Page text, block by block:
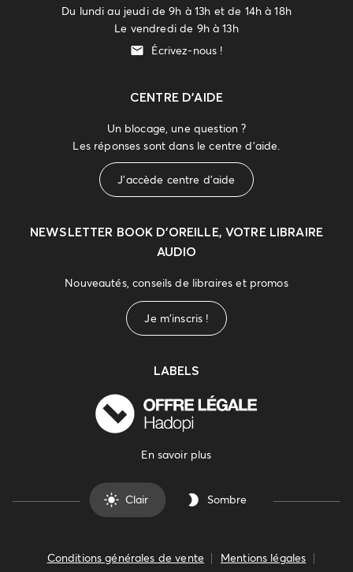
Du lundi au jeudi de 9h à 13h et de 14h à 18h
Le vendredi de 9h à 13h
Écrivez-nous !
CENTRE D'AIDE
Un blocage, une question ?
Les réponses sont dans le centre d'aide.
J'accède centre d'aide
NEWSLETTER BOOK D’OREILLE, VOTRE LIBRAIRE
AUDIO
Nouveautés, conseils de libraires et promos
Je m'inscris !
LABELS
En savoir plus
Clair Sombre
Conditions générales de vente Mentions légales